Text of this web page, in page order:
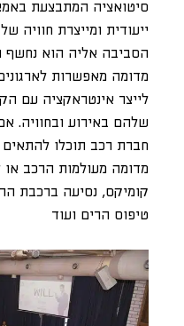
סיטואציה המתבצעת
ייעודית ומייצרת חוויה
הסביבה אליה הוא נחשף
מדומה מאפשרות
לייצר אינטראקציה עם
שלהם באירוע ובחוויה.
חברת רכב תוכלו להתאים
מדומה מעולמות הרכב או
קומיקס, נסיעה ברכבת
טיפוס הרים ועוד